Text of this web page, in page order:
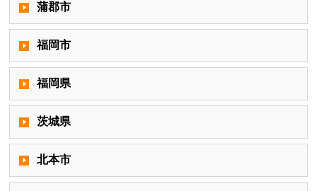
蒲郡市
福岡市
福岡県
茨城県
北本市